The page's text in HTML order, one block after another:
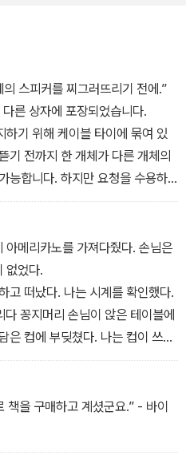
스피커를 찌그러뜨리기 전에.”
른 상자에 포장되었습니다.
기 위해 케이블 타이에 묶여 있
기 전까지 한 개체가 다른 개체의
능합니다. 하지만 요청을 수용하
아메리카노를 가져다줬다. 손님은
없었다.
고 떠났다. 나는 시계를 확인했다.
꽁지머리 손님이 앉은 테이블에
은 컵에 부딪쳤다. 나는 컵이 쓰러
을 구매하고 계셨군요.” - 바이